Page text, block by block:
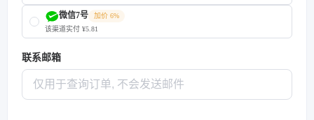
微信7号
加价 6%
该渠道实付 ¥5.81
联系邮箱